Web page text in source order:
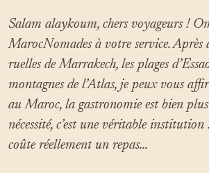
Salam alaykoum, chers voyageurs !
MarocNomades à votre service. Après
ruelles de Marrakech, les plages
montagnes de l’Atlas, je peux vous
au Maroc, la gastronomie est bien plus
nécessité, c’est une véritable
coûte réellement un repas...